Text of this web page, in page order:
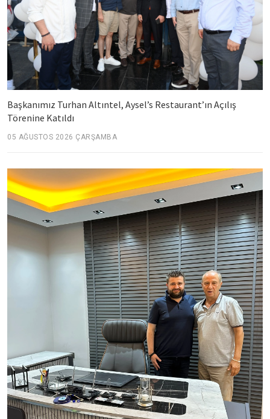
Başkanımız Turhan Altıntel, Aysel’s Restaurant’ın Açılış
Törenine Katıldı
05 AĞUSTOS 2026 ÇARŞAMBA